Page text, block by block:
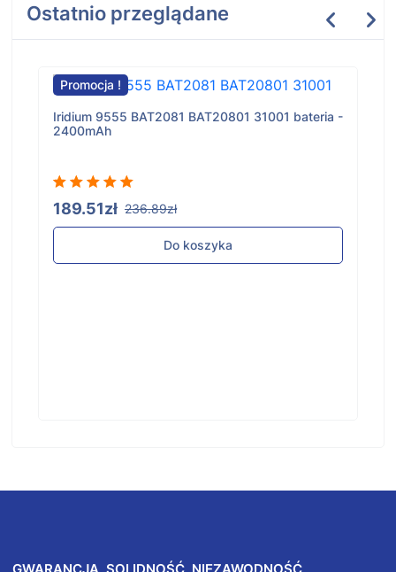
Ostatnio przeglądane
Promocja !
Iridium 9555 BAT2081 BAT20801 31001 bateria -
2400mAh
189.51zł 236.89zł
Do koszyka